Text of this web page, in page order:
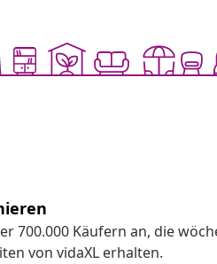
700.000 Käufern an, die
von vidaXL erhalten.